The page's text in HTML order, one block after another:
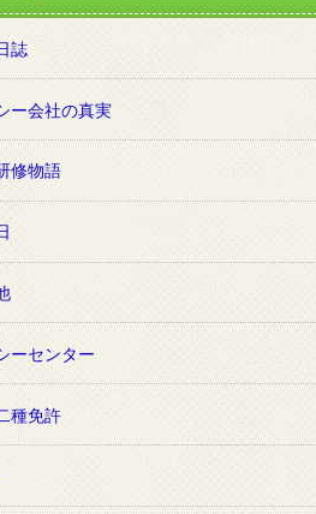
誌
ー会社の真実
修物語
ーセンター
種免許